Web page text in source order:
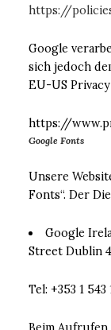
https://
Google
sich jedoch
EU-US
https://
Google Fonts
Unsere
Fonts“. Der
Google
Street Dublin
Tel: +353 1 543